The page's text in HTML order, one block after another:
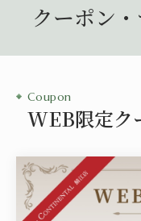
クーポン
Coupon
WEB限定ク